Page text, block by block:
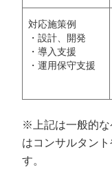
対応施策例
・設計、開発
・導入支援
・運用保守支援
※上記は一般的な
はコンサルタン
す。